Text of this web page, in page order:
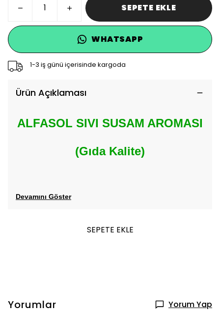
SEPETE EKLE
WHATSAPP
1-3 iş günü içerisinde kargoda
Ürün Açıklaması
ALFASOL SIVI SUSAM AROMASI
(Gıda Kalite)
Devamını Göster
SEPETE EKLE
Yorumlar Yorum Yap